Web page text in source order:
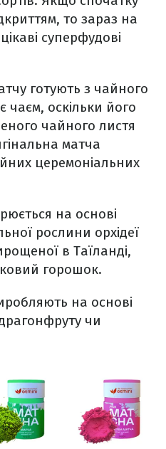
то зараз на
суперфудові
готують з чайного
чаєм, оскільки його
чайного листя
матча
церемоніальних
на основі
рослини орхідеї
в Таїланді,
горошок.
на основі
чи